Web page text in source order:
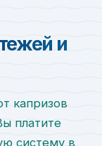
и
капризов
платите
систему в